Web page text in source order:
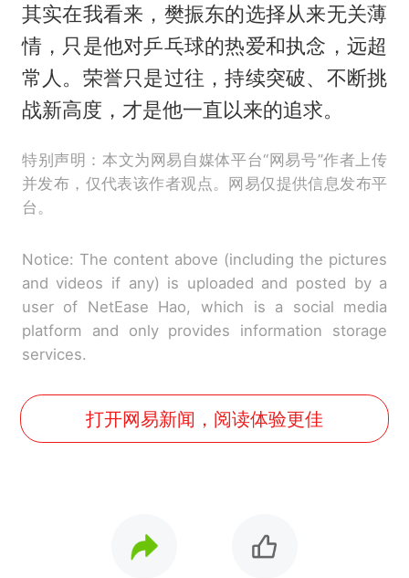
其实在我看来，樊振东的选择从来无关薄
情，只是他对乒乓球的热爱和执念，远超
常人。荣誉只是过往，持续突破、不断挑
战新高度，才是他一直以来的追求。
特别声明：本文为网易自媒体平台“网易号”作者上传
并发布，仅代表该作者观点。网易仅提供信息发布平
台。
Notice: The content above (including the pictures
and videos if any) is uploaded and posted by a
user of NetEase Hao, which is a social media
platform and only provides information storage
services.
打开网易新闻，阅读体验更佳